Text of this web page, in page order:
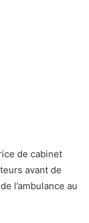
de cabinet
avant de
l’ambulance au